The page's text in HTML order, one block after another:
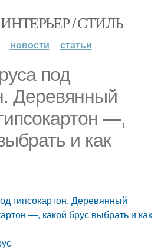
/ СТИЛЬ
новости статьи
под
Деревянный
—,
и как
гипсокартон. Деревянный
—, какой брус выбрать и как